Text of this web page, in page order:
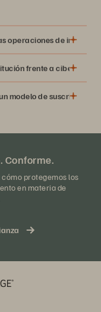
operaciones de
frente a
modelo de suscripción?
Conforme.
protegemos los
en materia de